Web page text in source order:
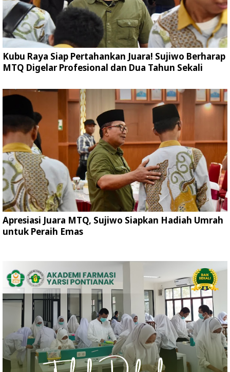
Kubu Raya Siap Pertahankan Juara! Sujiwo Berharap
MTQ Digelar Profesional dan Dua Tahun Sekali
Apresiasi Juara MTQ, Sujiwo Siapkan Hadiah Umrah
untuk Peraih Emas